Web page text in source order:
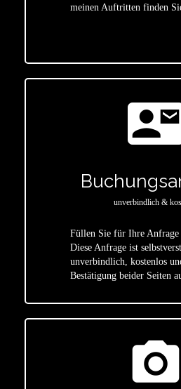
meinen Auftritten finden
unverbindlich &
Füllen Sie für Ihre Anfrage
Diese Anfrage ist
unverbindlich, kostenlos
Bestätigung beider Seiten
photo_camera